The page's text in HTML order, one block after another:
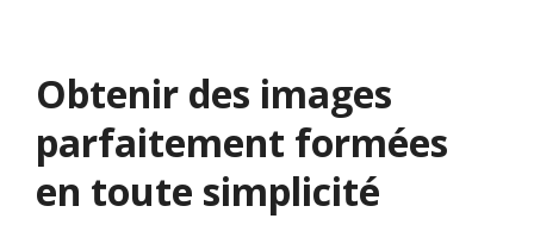
Obtenir des images
parfaitement formées
en toute simplicité